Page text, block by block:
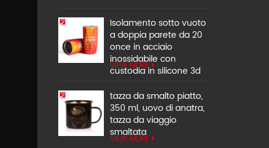
Isolamento sotto vuoto
a doppia parete da 20
once in acciaio
inossidabile con
custodia in silicone 3d
VIEW MORE
tazza da smalto piatto,
350 ml, uovo di anatra,
tazza da viaggio
smaltata
VIEW MORE